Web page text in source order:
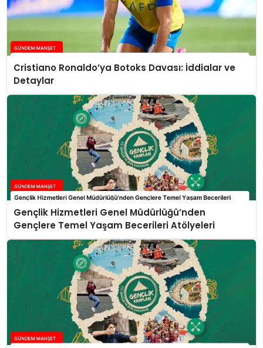
Cristiano Ronaldo’ya Botoks Davası: İddialar ve
Detaylar
Gençlik Hizmetleri Genel Müdürlüğü’nden
Gençlere Temel Yaşam Becerileri Atölyeleri